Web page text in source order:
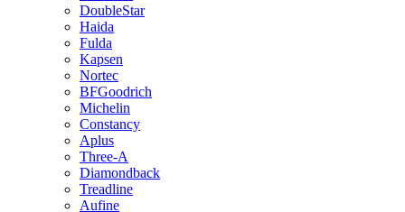
DoubleStar
Haida
Fulda
Kapsen
Nortec
BFGoodrich
Michelin
Constancy
Aplus
Three-A
Diamondback
Treadline
Aufine